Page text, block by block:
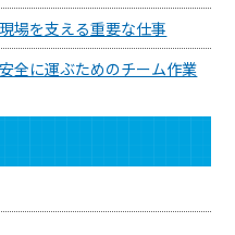
場を支える重要な仕事
全に運ぶためのチーム作業